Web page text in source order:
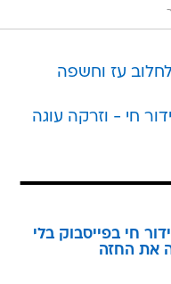
עז וחשפה
חי - וזרקה עוגה
חי בפייסבוק בלי
את החזה